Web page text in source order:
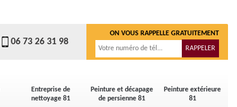
Entreprise de
nettoyage 81
Peinture et décapage
de persienne 81
Peinture extérieure
81
06 73 26 31 98
ON VOUS RAPPELLE GRATUITEMENT